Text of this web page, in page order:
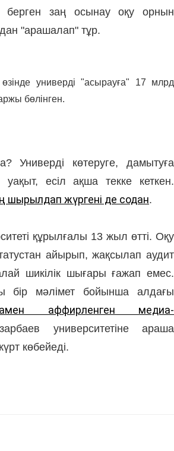
берген заң осынау оқу орнын
"арашалап" тұр.
универді "асырауға" 17 млрд
бөлінген.
Универді көтеруге, дамытуға
есіл ақша текке кеткен.
шырылдап жүргені де содан.
құрылғалы 13 жыл өтті. Оқу
айырып, жақсылап аудит
шикілік шығары ғажап емес.
бір мәлімет бойынша алдағы
аффирленген медиа-
университетіне араша
көбейеді.